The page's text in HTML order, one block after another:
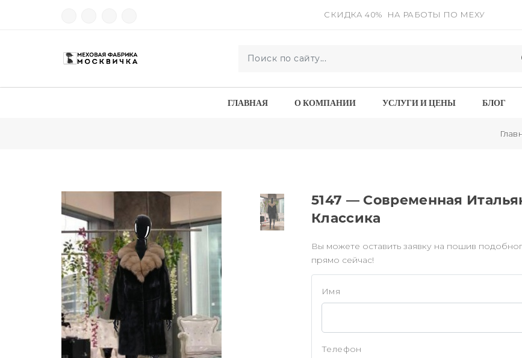
СКИДКА 40% НА РАБОТЫ ПО МЕХУ
ГЛАВНАЯ О КОМПАНИИ УСЛУГИ И ЦЕНЫ БЛОГ
5147 — Современная
Классика
Вы можете оставить заявку на пошив
прямо сейчас!
Имя
Телефон